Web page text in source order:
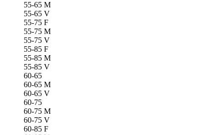
55-65 M
55-65 V
55-75 F
55-75 M
55-75 V
55-85 F
55-85 M
55-85 V
60-65
60-65 M
60-65 V
60-75
60-75 M
60-75 V
60-85 F